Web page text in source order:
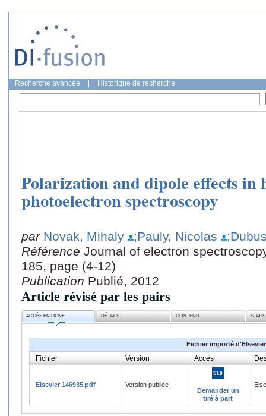
Recherche avancée Historique de recherche
Polarization and dipole effects in
photoelectron spectroscopy
par Novak, Mihaly ;Pauly, Nicolas
Référence Journal of electron
185, page (4-12)
Publication Publié, 2012
Article révisé par les pairs
ACCÈS EN LIGNE DÉTAILS CONTENU
Fichier importé d'Elsevier
Fichier Version Accès
Elsevier 146935.pdf
Version publiée
Demander un
tiré à part